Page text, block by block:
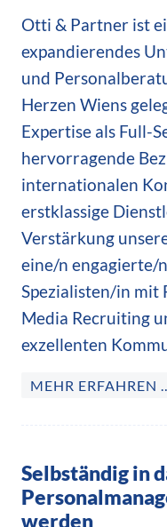
Otti & Partner ist
expandierendes
und
Herzen Wiens
Expertise als Full-
hervorragende
internationalen
erstklassige
Verstärkung
eine/n engagierte/
Spezialisten/in mit
Media Recruiting
exzellenten
MEHR ERFAHREN
Selbständig in
werden